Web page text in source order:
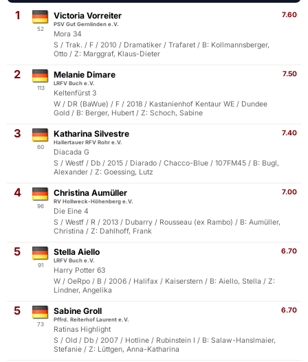
1
52
7.60
Victoria Vorreiter
PSV Gut Gernlinden e.V.
Mora 34
S / Trak. / F / 2010 / Dramatiker / Trafaret / B: Kollmannsberger,
Otto / Z: Marggraf, Klaus-Dieter
2
113
7.50
Melanie Dimare
LRFV Buch e.V.
Keltenfürst 3
W / DR (BaWue) / F / 2018 / Kastanienhof Kentaur WE / Dundee
Gold / B: Berger, Hubert / Z: Schoch, Sabine
3
60
7.40
Katharina Silvestre
Hallertauer RFV Rohr e.V.
Diacada G
S / Westf / Db / 2015 / Diarado / Chacco-Blue / 107FM45 / B: Bugl,
Alexander / Z: Goessing, Lutz
4
96
7.00
Christina Aumüller
RV Hollweck-Höhenberg e.V.
Die Eine 4
S / Westf / R / 2013 / Dubarry / Rousseau (ex Rambo) / B: Aumüller,
Christina / Z: Dahlhoff, Frank
5
91
6.70
Stella Aiello
LRFV Buch e.V.
Harry Potter 63
W / OeRpo / B / 2006 / Halifax / Kaiserstern / B: Aiello, Stella / Z:
Lindner, Angelika
5
73
6.70
Sabine Groll
Pffrd. Reiterhof Laurent e.V.
Ratinas Highlight
S / Old / Db / 2007 / Hotline / Rubinstein I / B: Salaw-Hanslmaier,
Stefanie / Z: Lüttgen, Anna-Katharina